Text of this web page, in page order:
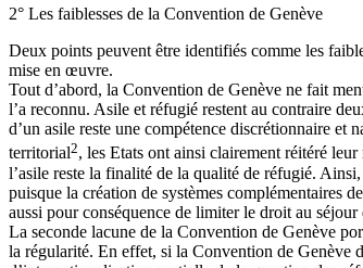
2° Les faiblesses de la Convention de Genève
Deux points peuvent être identifiés comme les
mise en œuvre.
Tout d’abord, la Convention de Genève ne fait
l’a reconnu. Asile et réfugié restent au contraire
d’un asile reste une compétence discrétionnaire et
territorial2, les Etats ont ainsi clairement réitéré
l’asile reste la finalité de la qualité de réfugié.
puisque la création de systèmes complémentaires
aussi pour conséquence de limiter le droit au séjour
La seconde lacune de la Convention de Genève
la régularité. En effet, si la Convention de Genève